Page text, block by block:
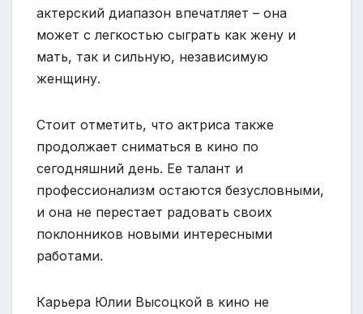
актерский диапазон впечатляет – она
может с легкостью сыграть как жену и
мать, так и сильную, независимую
женщину.
Стоит отметить, что актриса также
продолжает сниматься в кино по
сегодняшний день. Ее талант и
профессионализм остаются безусловными,
и она не перестает радовать своих
поклонников новыми интересными
работами.
Карьера Юлии Высоцкой в кино не